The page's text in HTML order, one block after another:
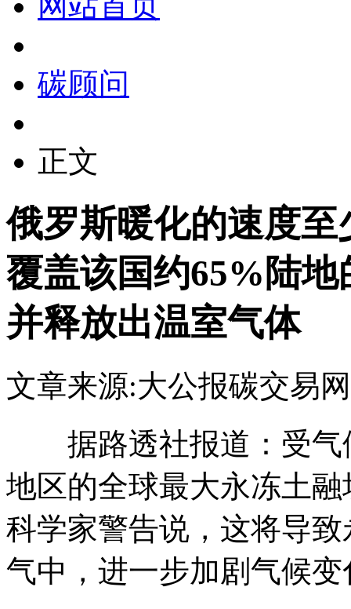
碳顾问
正文
俄罗斯暖化的速度
覆盖该国约65%陆
并释放出温室气体
文章来源:大公报碳交易网
据路透社报道：受气
地区的全球最大永冻土
科学家警告说，这将导
气中，进一步加剧气候变